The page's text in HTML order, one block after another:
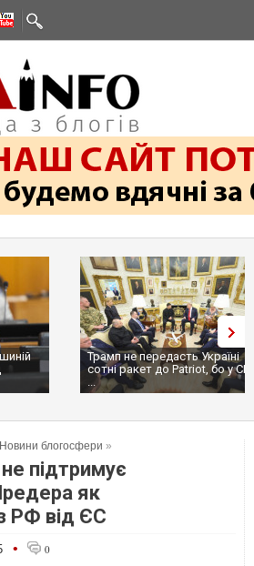
Трамп не передасть Україні
сотні ракет до Patriot, бо у
...
Новини блогосфери »
підтримує
як
РФ від ЄС
• 0